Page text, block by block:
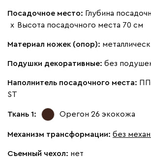
Посадочное место: Глубина
х Высота посадочного места 70 см
Материал ножек (опор):
Подушки декоративные: без
Наполнитель посадочного места:
ST
Ткань 1: Орегон 26 экокожа
Механизм трансформации: без
Съемный чехол: нет